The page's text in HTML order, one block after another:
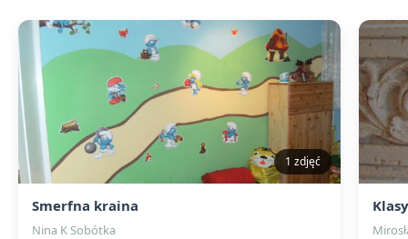
1 zdjęć
Smerfna kraina
Nina K Sobótka